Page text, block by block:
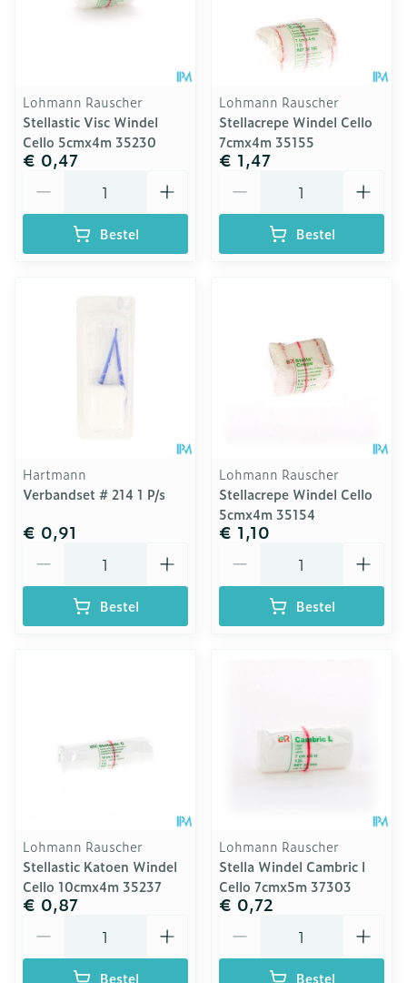
Lohmann Rauscher
Stellastic Visc Windel
Cello 5cmx4m 35230
€ 0,47
Bestel
Lohmann Rauscher
Stellacrepe Windel Cello
7cmx4m 35155
€ 1,47
Bestel
Hartmann
Verbandset # 214 1 P/s
€ 0,91
Bestel
Lohmann Rauscher
Stellacrepe Windel Cello
5cmx4m 35154
€ 1,10
Bestel
Lohmann Rauscher
Stellastic Katoen Windel
Cello 10cmx4m 35237
€ 0,87
Bestel
Lohmann Rauscher
Stella Windel Cambric l
Cello 7cmx5m 37303
€ 0,72
Bestel